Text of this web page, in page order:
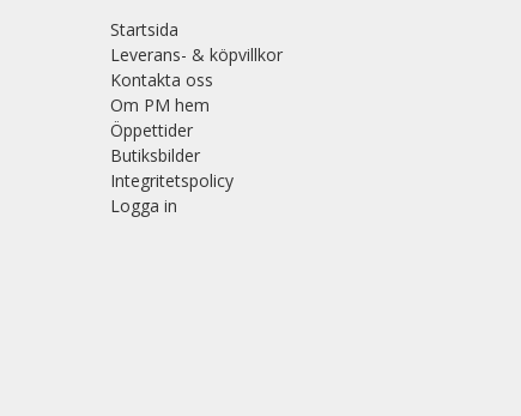
Startsida
Leverans- & köpvillkor
Kontakta oss
Om PM hem
Öppettider
Butiksbilder
Integritetspolicy
Logga in